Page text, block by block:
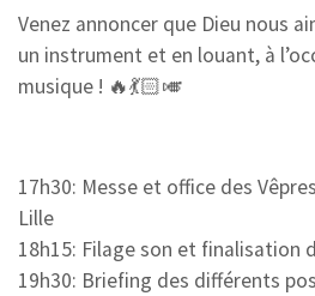
Venez annoncer que Dieu nous
un instrument et en louant, à
musique ! 🔥💃🏻🎺
17h30: Messe et office des
Lille
18h15: Filage son et finalisation
19h30: Briefing des différents